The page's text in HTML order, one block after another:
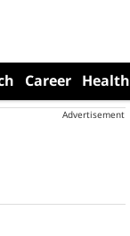
Career Health
Advertisement